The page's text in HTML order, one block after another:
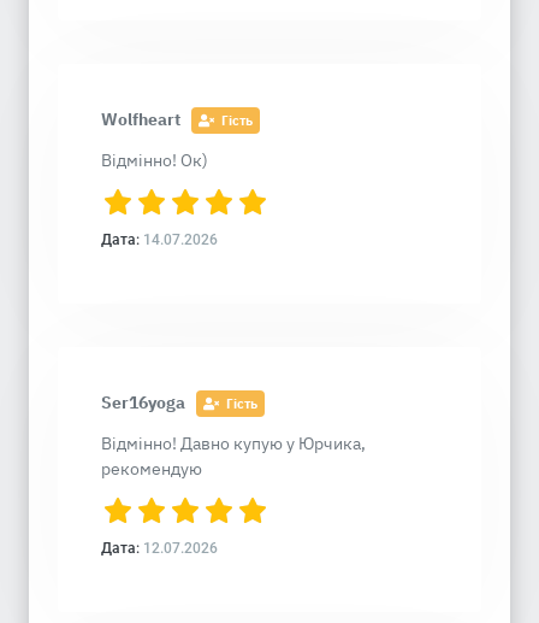
Wolfheart Гість
Відмінно! Ок)
Дата: 14.07.2026
Ser16yoga Гість
Відмінно! Давно купую у Юрчика,
рекомендую
Дата: 12.07.2026